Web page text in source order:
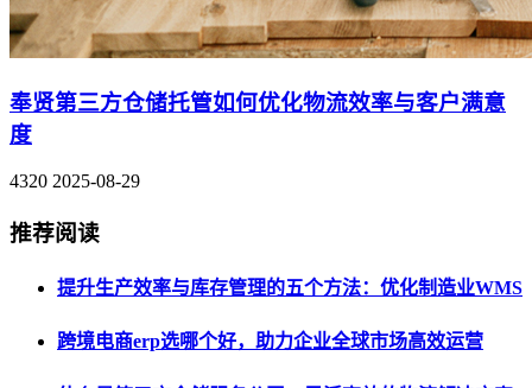
奉贤第三方仓储托管如何优化物流效率与客户满意
度
4320 2025-08-29
推荐阅读
提升生产效率与库存管理的五个方法：优化制造业WMS
跨境电商erp选哪个好，助力企业全球市场高效运营